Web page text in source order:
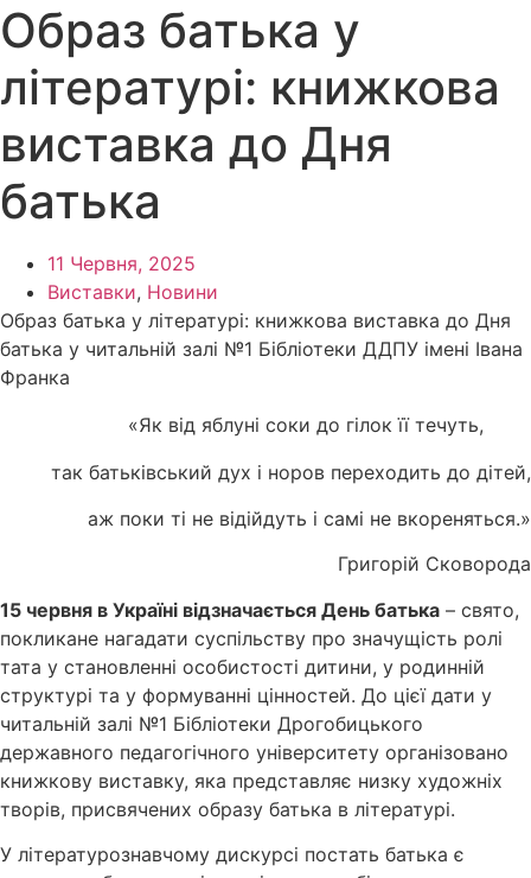
Образ батька у
літературі: книжкова
виставка до Дня
батька
11 Червня, 2025
Виставки, Новини
Образ батька у літературі: книжкова виставка до Дня
батька у читальній залі №1 Бібліотеки ДДПУ імені Івана
Франка
«Як від яблуні соки до гілок її течуть,
так батьківський дух і норов переходить до дітей,
аж поки ті не відійдуть і самі не вкореняться.»
Григорій Сковорода
15 червня в Україні відзначається День батька – свято,
покликане нагадати суспільству про значущість ролі
тата у становленні особистості дитини, у родинній
структурі та у формуванні цінностей. До цієї дати у
читальній залі №1 Бібліотеки Дрогобицького
державного педагогічного університету організовано
книжкову виставку, яка представляє низку художніх
творів, присвячених образу батька в літературі.
У літературознавчому дискурсі постать батька є